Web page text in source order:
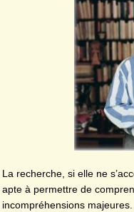
La recherche, si elle ne
apte à permettre de
incompréhensions majeures.